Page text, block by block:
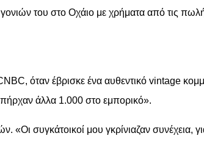
του στο Οχάιο με χρήματα από τις
όταν έβρισκε ένα αυθεντικό vintage
άλλα 1.000 στο εμπορικό».
συγκάτοικοί μου γκρίνιαζαν συνέχεια,